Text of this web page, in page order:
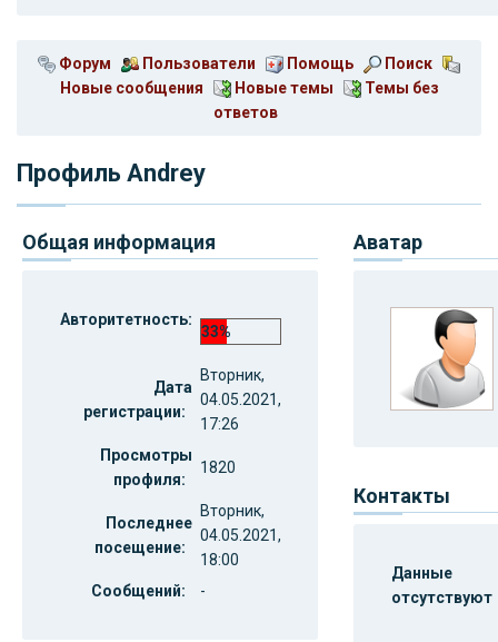
Форум Пользователи Помощь
Поиск
Новые сообщения
Новые темы
Темы без
ответов
Профиль Andrey
Общая информация
Авторитетность:
33%
Дата
регистрации:
Вторник,
04.05.2021,
17:26
Просмотры
профиля:
1820
Последнее
посещение:
Вторник,
04.05.2021,
18:00
Сообщений:
-
Аватар
Контакты
Данные
отсутствуют